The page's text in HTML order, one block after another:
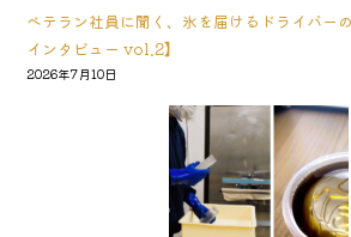
ベテラン社員に聞く、氷を届けるドライバー
インタビュー vol.2】
2026年7月10日